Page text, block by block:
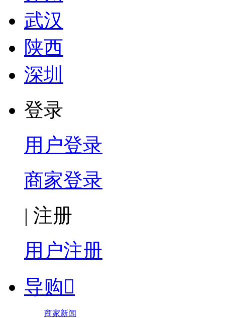
武汉
陕西
深圳
登录
用户登录
商家登录
| 注册
用户注册
导购
商家新闻